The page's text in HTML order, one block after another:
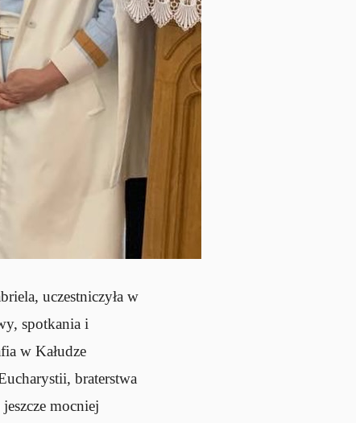
uczestniczyła w
spotkania i
w Kałudze
braterstwa
mocniej